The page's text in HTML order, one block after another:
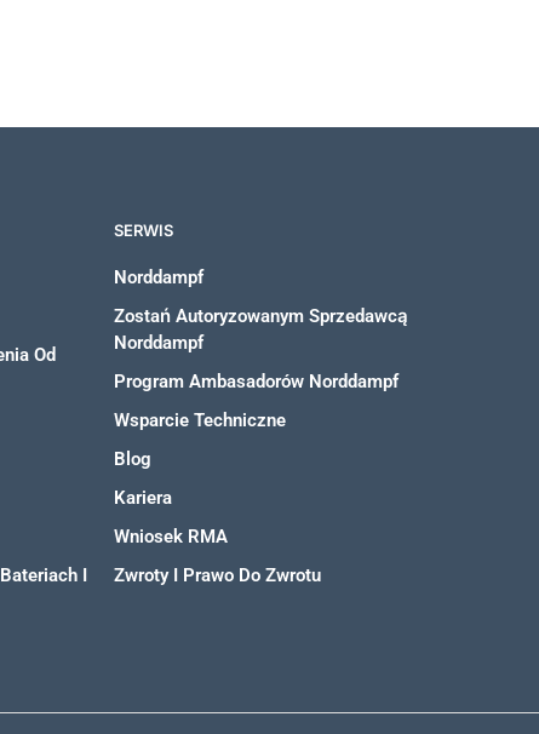
Od
I
SERWIS
Norddampf
Zostań Autoryzowanym Sprzedawcą
Norddampf
Program Ambasadorów Norddampf
Wsparcie Techniczne
Blog
Kariera
Wniosek RMA
Zwroty I Prawo Do Zwrotu